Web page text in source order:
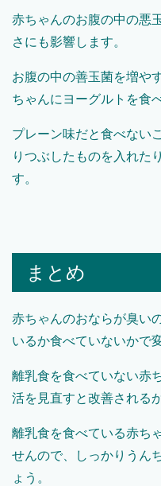
赤ちゃんのお腹の中の悪
さにも影響します。
お腹の中の善玉菌を増や
ちゃんにヨーグルトを食
プレーン味だと食べない
りつぶしたものを入れた
す。
まとめ
赤ちゃんのおならが臭い
いるか食べていないかで
離乳食を食べていない赤
活を見直すと改善される
離乳食を食べている赤ち
せんので、しっかりうん
ょう。